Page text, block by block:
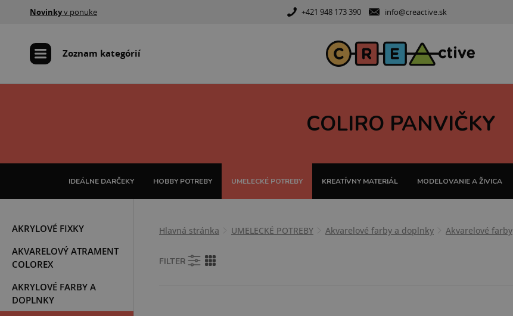
Novinkyv ponuke +421 948 173 390 info@creactive.sk
Zoznam kategórií
COLIRO PANVIČKY
IDEÁLNE DARČEKY HOBBY POTREBY UMELECKÉ POTREBY KREATÍVNY MATERIÁL MODELOVANIE A ŽIVICA
AKRYLOVÉ FIXKY
AKVARELOVÝ ATRAMENT
COLOREX
AKRYLOVÉ FARBY A
DOPLNKY
Hlavná stránka UMELECKÉ POTREBY Akvarelové farby a doplnky Akvarelové farby
FILTER